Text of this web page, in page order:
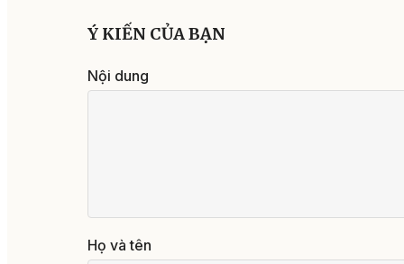
Ý KIẾN CỦA BẠN
Nội dung
Họ và tên